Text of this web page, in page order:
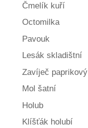
Čmelík kuří
Octomilka
Pavouk
Lesák skladištní
Zavíječ paprikový
Mol šatní
Holub
Klíšťák holubí